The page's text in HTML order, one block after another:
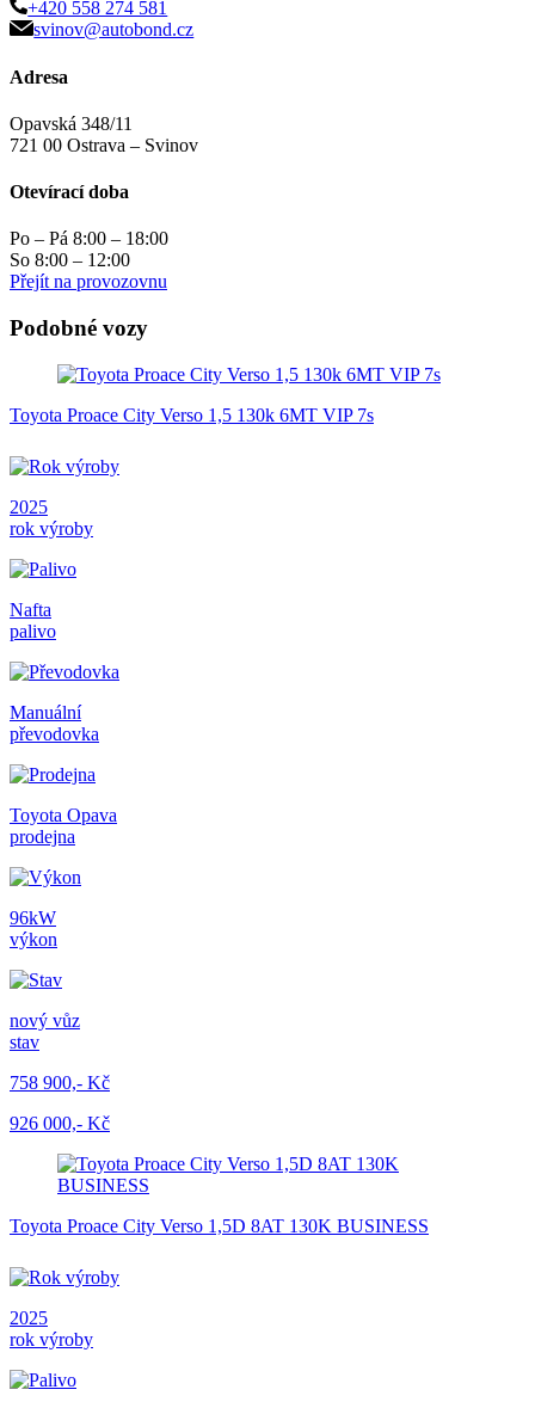
+420 558 274 581
svinov@autobond.cz
Adresa
Opavská 348/11
721 00 Ostrava – Svinov
Otevírací doba
Po – Pá 8:00 – 18:00
So 8:00 – 12:00
Přejít na provozovnu
Podobné vozy
Toyota Proace City Verso 1,5 130k 6MT VIP 7s
2025
rok výroby
Nafta
palivo
Manuální
převodovka
Toyota Opava
prodejna
96kW
výkon
nový vůz
stav
758 900,- Kč
926 000,- Kč
Toyota Proace City Verso 1,5D 8AT 130K BUSINESS
2025
rok výroby